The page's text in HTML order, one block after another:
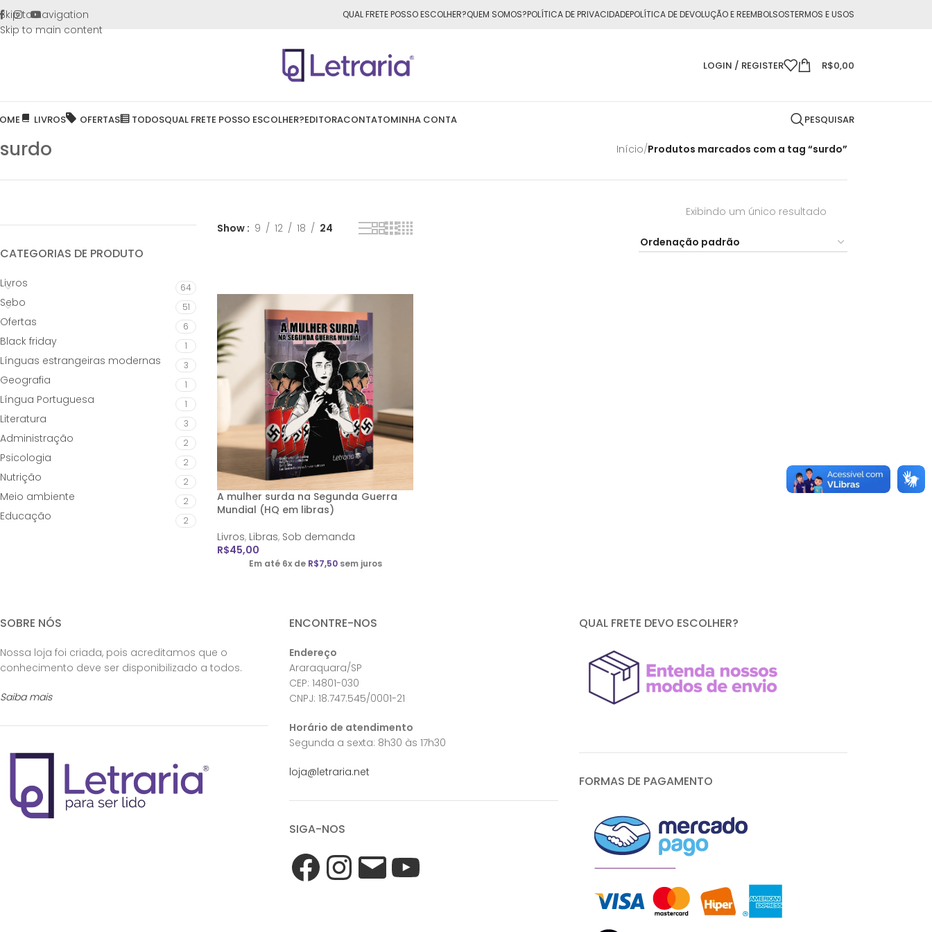
Skip to navigation
Skip to main content
para todo o Brasil nas compras acima de R$50,00
QUAL FRETE POSSO ESCOLHER?QUEM SOMOS?POLÍTICA DE PRIVACIDADEPOLÍTICA DE DEVOLUÇÃO E REEMBOLSOSTERMOS E USOS
LOGIN / REGISTER R$0,00
LIVROS OFERTAS TODOSQUAL FRETE POSSO ESCOLHER?EDITORACONTATOMINHA CONTA PESQUISAR
surdo Início/Produtos marcados com a tag “surdo”
CATEGORIAS DE PRODUTO
Livros 64
Sebo 51
Ofertas 6
Black friday 1
Línguas estrangeiras modernas 3
Geografia 1
Língua Portuguesa 1
Literatura 3
Administração 2
Psicologia 2
Nutrição 2
Meio ambiente 2
Educação 2
Show 9 12 18 24
Exibindo um único resultado
A mulher surda na Segunda Guerra
Mundial (HQ em libras)
Livros, Libras, Sob demanda
R$45,00
Em até 6x de R$7,50 sem juros
SOBRE NÓS
Nossa loja foi criada, pois acreditamos que o
conhecimento deve ser disponibilizado a todos.
Saiba mais
ENCONTRE-NOS
Endereço
Araraquara/SP
CEP: 14801-030
CNPJ: 18.747.545/0001-21
Horário de atendimento
Segunda a sexta: 8h30 às 17h30
loja@letraria.net
SIGA-NOS
QUAL FRETE DEVO ESCOLHER?
FORMAS DE PAGAMENTO